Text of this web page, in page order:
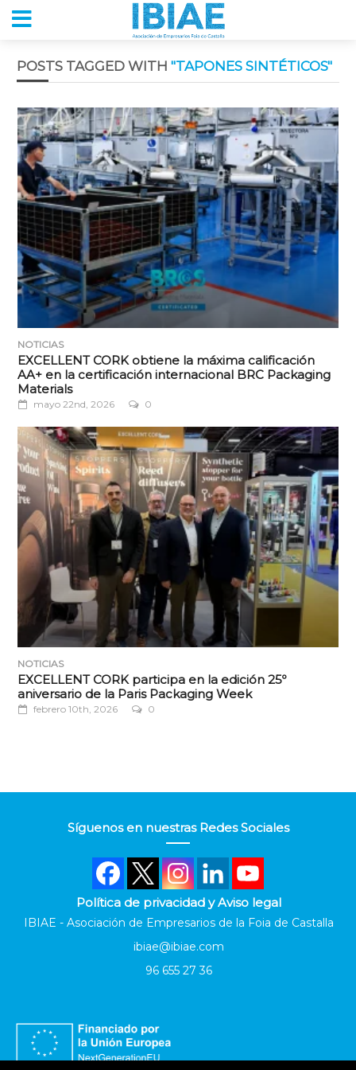
POSTS TAGGED WITH "TAPONES SINTÉTICOS"
NOTICIAS
EXCELLENT CORK obtiene la máxima calificación
AA+ en la certificación internacional BRC Packaging
Materials
mayo 22nd, 2026 0
NOTICIAS
EXCELLENT CORK participa en la edición 25º
aniversario de la Paris Packaging Week
febrero 10th, 2026 0
Síguenos en nuestras Redes Sociales
Política de privacidad y Aviso legal
IBIAE - Asociación de Empresarios de la Foia de Castalla
ibiae@ibiae.com
96 655 27 36